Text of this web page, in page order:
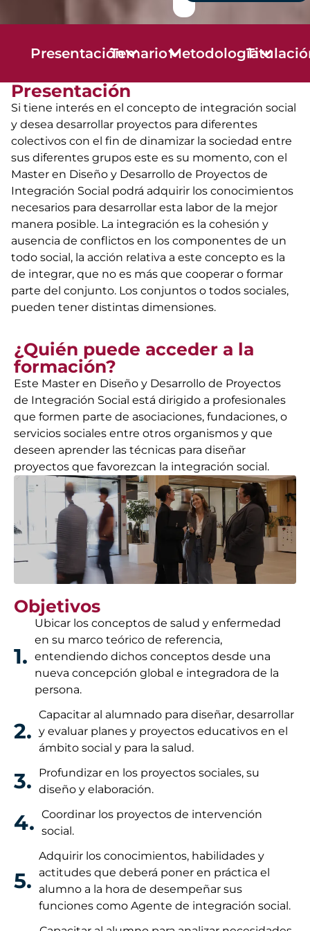
PresentaciónTemarioMetodología
Presentación
Si tiene interés en el concepto de integración social
y desea desarrollar proyectos para diferentes
colectivos con el fin de dinamizar la sociedad entre
sus diferentes grupos este es su momento, con el
Master en Diseño y Desarrollo de Proyectos de
Integración Social podrá adquirir los conocimientos
necesarios para desarrollar esta labor de la mejor
manera posible. La integración es la cohesión y
ausencia de conflictos en los componentes de un
todo social, la acción relativa a este concepto es la
de integrar, que no es más que cooperar o formar
parte del conjunto. Los conjuntos o todos sociales,
pueden tener distintas dimensiones.
¿Quién puede acceder a la
formación?
Este Master en Diseño y Desarrollo de Proyectos
de Integración Social está dirigido a profesionales
que formen parte de asociaciones, fundaciones, o
servicios sociales entre otros organismos y que
deseen aprender las técnicas para diseñar
proyectos que favorezcan la integración social.
Objetivos
1.
Ubicar los conceptos de salud y enfermedad
en su marco teórico de referencia,
entendiendo dichos conceptos desde una
nueva concepción global e integradora de la
persona.
2.
Capacitar al alumnado para diseñar, desarrollar
y evaluar planes y proyectos educativos en el
ámbito social y para la salud.
3.
Profundizar en los proyectos sociales, su
diseño y elaboración.
4. Coordinar los proyectos de intervención
social.
5.
Adquirir los conocimientos, habilidades y
actitudes que deberá poner en práctica el
alumno a la hora de desempeñar sus
funciones como Agente de integración social.